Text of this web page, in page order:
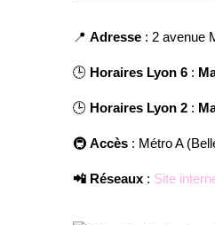
📍 Adresse : 2 avenue
🕒 Horaires Lyon 6 :
🕒 Horaires Lyon 2 :
🚇 Accès : Métro A
📲 Réseaux : Site